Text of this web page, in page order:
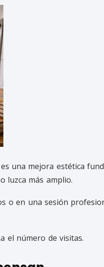
una mejora estética
luzca más amplio.
o en una sesión
el número de visitas.